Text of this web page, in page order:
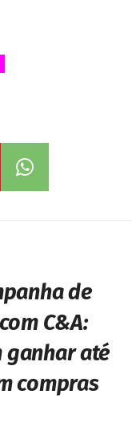
de
C&A:
ganhar até
compras